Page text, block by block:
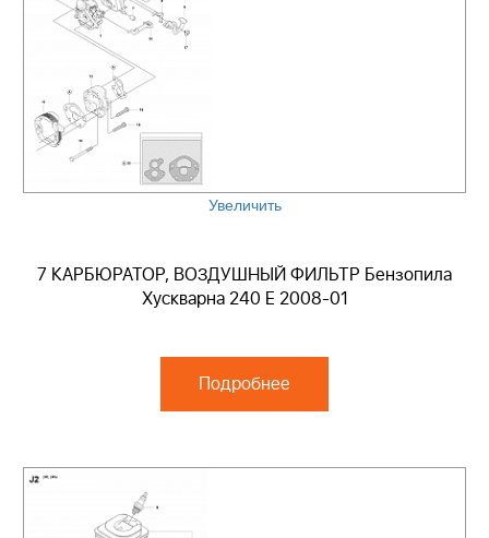
Увеличить
7 КАРБЮРАТОР, ВОЗДУШНЫЙ ФИЛЬТР Бензопила
Хускварна 240 E 2008-01
Подробнее